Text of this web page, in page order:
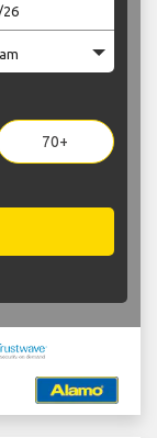
70+